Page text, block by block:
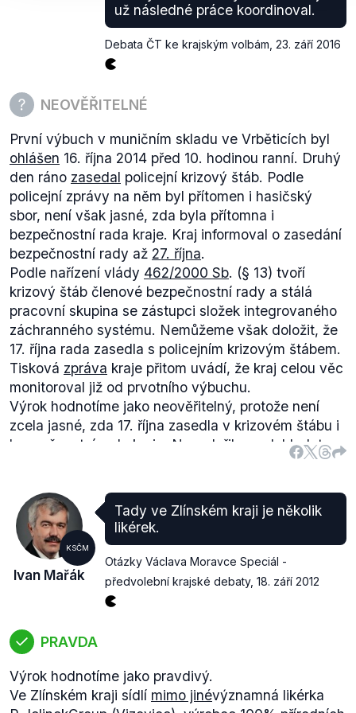
stalo chybou jednoho úředníka byla skutečnost, že
Maděra musel tyto náklady získat přes exekuci.
Nakolik je zásadní chybou úředníka to, že navýší
dlužnou částku o 50 % tím, že včas dluh nezaplatí,
to ponecháváme mimo hodnocení.
Není však pravda, že by odškodnění, resp. náhradu
nákladů, dostal Maděra vinou pochybení úředníka -
dostal by jej tak jako tak. Důsledkem pochybení
byla pouze nutnost sáhnout k exekučnímu řízení,
což je právem každého úspěšného žalobce s
vykonatelným rozsudkem.
Tato nejasnost je důvodem k výhradě udělené
výroku Ivana Mařáka, jinak je však skutečnost
popisována korektně.
už následné práce koordinoval.
Debata ČT ke krajským volbám 23. září 2016
NEOVĚŘITELNÉ
První výbuch v muničním skladu ve Vrběticích byl
ohlášen 16. října 2014 před 10. hodinou ranní. Druhý
den ráno zasedal policejní krizový štáb. Podle
policejní zprávy na něm byl přítomen i hasičský
sbor, není však jasné, zda byla přítomna i
bezpečnostní rada kraje. Kraj informoval o zasedání
bezpečnostní rady až 27. října.
Podle nařízení vlády 462/2000 Sb. (§ 13) tvoří
krizový štáb členové bezpečnostní rady a stálá
pracovní skupina se zástupci složek integrovaného
záchranného systému. Nemůžeme však doložit, že
17. října rada zasedla s policejním krizovým štábem.
Tisková zpráva kraje přitom uvádí, že kraj celou věc
monitoroval již od prvotního výbuchu.
Výrok hodnotíme jako neověřitelný, protože není
zcela jasné, zda 17. října zasedla v krizovém štábu i
bezpečnostní rada kraje. Nepodařilo se dohledat
žádný relevantní zdroj, který by potvrdil svolání
KSČM
Ivan Mařák
Tady ve Zlínském kraji je několik
likérek.
Otázky Václava Moravce Speciál -
předvolební krajské debaty, 18. září 2012
PRAVDA
Výrok hodnotíme jako pravdivý.
Ve Zlínském kraji sídlí mimo jinévýznamná likérka